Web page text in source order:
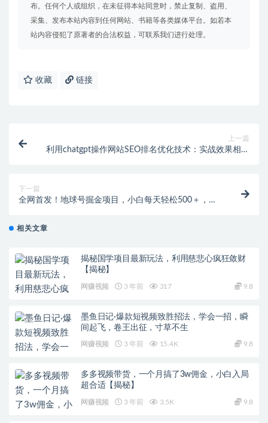
布。任何个人或组织，在未征得本站同意时，禁止复制、盗用、
采集、发布本站内容到任何网站、书籍等各类媒体平台。如若本
站内容侵犯了原著者的合法权益，可联系我们进行处理。
收藏 链接
上一篇
利用chatgpt操作网站SEO排名优化技术：实战效果相当
下一篇
全网首发！地球号掘金项目，小白每天轻松500＋，无
相关文章
揭秘国学项目最新玩法，利用慈悲心疯狂敛财
【揭秘】
网赚视频 3 年前 317 9.8
墨鱼日记·爆款短视频致胜招法，学会一招，瞬
间起飞，卷王出征，寸草不生
网赚视频 3 年前 15.4K 9.8
多多视频带货，一个月搞了3w佣金，小白入局
超合适【揭秘】
网赚视频 3 年前 3.5K 9.8